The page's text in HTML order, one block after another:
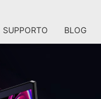
SUPPORTO BLOG